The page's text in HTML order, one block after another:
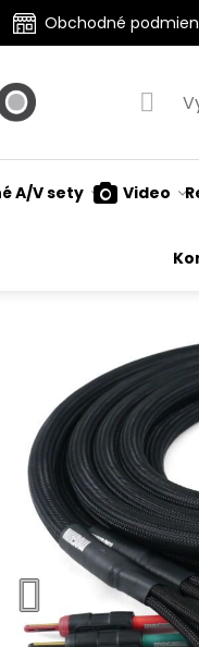
Obchodné
A/V sety Video